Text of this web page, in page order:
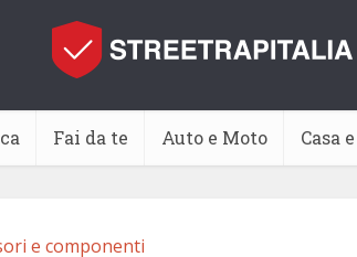
Fai da te Auto e Moto Casa
e componenti